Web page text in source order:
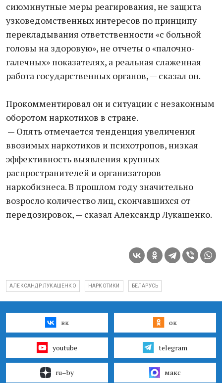
сиюминутные меры реагирования, не защита
узковедомственных интересов по принципу
перекладывания ответственности «с больной
головы на здоровую», не отчеты о «палочно-
галечных» показателях, a реальная слаженная
работа государственных органов, — сказал он.
Прокомментировал он и ситуации с незаконным
оборотом наркотиков в стране.
— Опять отмечается тенденция увеличения
ввозимых наркотиков и психотропов, низкая
эффективность выявления крупных
распространителей и организаторов
наркобизнеса. В прошлом году значительно
возросло количество лиц, скончавшихся от
передозировок, — сказал Александр Лукашенко.
АЛЕКСАНДР ЛУКАШЕНКО НАРКОТИКИ БЕЛАРУСЬ
вк ок
youtube telegram
ru–by макс